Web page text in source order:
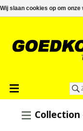
Wij slaan cookies op om